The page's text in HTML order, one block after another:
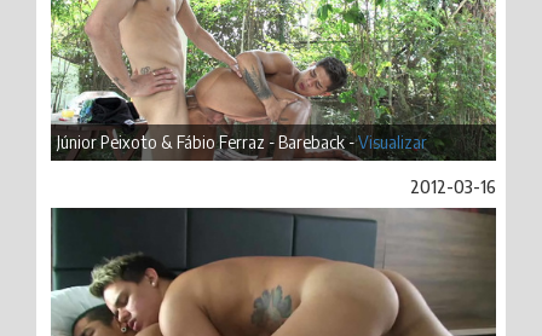
Júnior Peixoto & Fábio Ferraz - Bareback -Visualizar
2012-03-16